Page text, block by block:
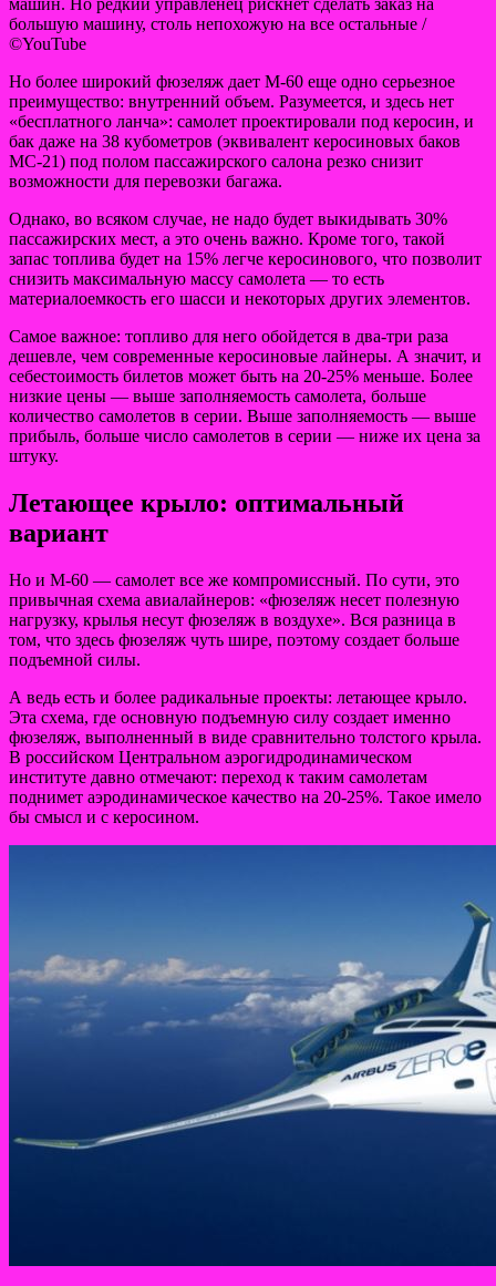
машин. Но редкий управленец рискнет сделать заказ на
большую машину, столь непохожую на все остальные /
©YouTube
Но более широкий фюзеляж дает М-60 еще одно серьезное
преимущество: внутренний объем. Разумеется, и здесь нет
«бесплатного ланча»: самолет проектировали под керосин, и
бак даже на 38 кубометров (эквивалент керосиновых баков
МС-21) под полом пассажирского салона резко снизит
возможности для перевозки багажа.
Однако, во всяком случае, не надо будет выкидывать 30%
пассажирских мест, а это очень важно. Кроме того, такой
запас топлива будет на 15% легче керосинового, что позволит
снизить максимальную массу самолета — то есть
материалоемкость его шасси и некоторых других элементов.
Самое важное: топливо для него обойдется в два-три раза
дешевле, чем современные керосиновые лайнеры. А значит, и
себестоимость билетов может быть на 20-25% меньше. Более
низкие цены — выше заполняемость самолета, больше
количество самолетов в серии. Выше заполняемость — выше
прибыль, больше число самолетов в серии — ниже их цена за
штуку.
Летающее крыло: оптимальный
вариант
Но и М-60 — самолет все же компромиссный. По сути, это
привычная схема авиалайнеров: «фюзеляж несет полезную
нагрузку, крылья несут фюзеляж в воздухе». Вся разница в
том, что здесь фюзеляж чуть шире, поэтому создает больше
подъемной силы.
А ведь есть и более радикальные проекты: летающее крыло.
Эта схема, где основную подъемную силу создает именно
фюзеляж, выполненный в виде сравнительно толстого крыла.
В российском Центральном аэрогидродинамическом
институте давно отмечают: переход к таким самолетам
поднимет аэродинамическое качество на 20-25%. Такое имело
бы смысл и с керосином.